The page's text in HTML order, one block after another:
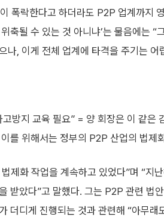
폭락한다고 하더라도 P2P 업계까지
축될 수 있는 것 아니냐’는 물음에는
나, 이게 전체 업계에 타격을 주기는 어
방지 교육 필요” = 양 회장은 이 같은
를 위해서는 정부의 P2P 산업의 법제
제화 작업을 계속하고 있었다”며 “지
받았다”고 말했다. 그는 P2P 관련 법
더디게 진행되는 것과 관련해 “아무